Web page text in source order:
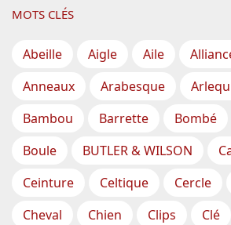
MOTS CLÉS
Abeille Aigle Aile
Anneaux
Arabesque
Bambou
Barrette Bombé
Boule
BUTLER & WILSON
Ceinture
Celtique Cercle
Cheval
Chien Clips Clé